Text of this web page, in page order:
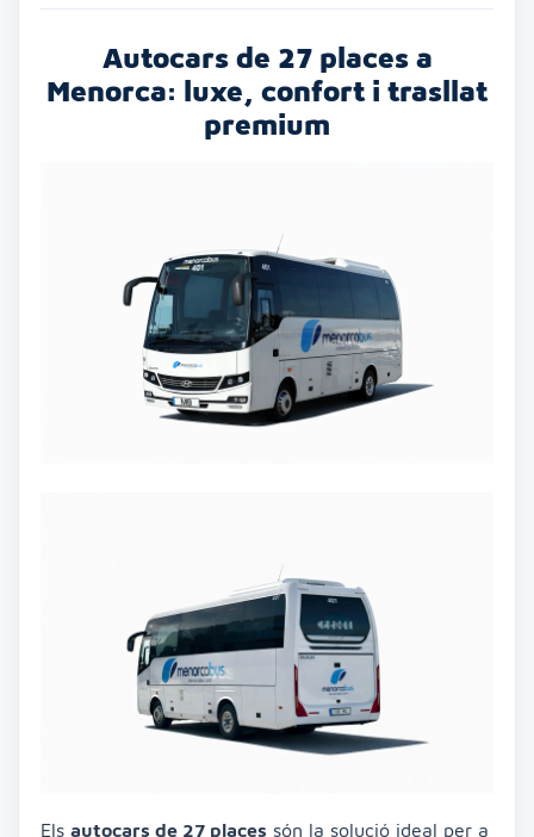
Autocars de 27 places a
Menorca: luxe, confort i trasllat
premium
Els autocars de 27 places són la solució ideal per a